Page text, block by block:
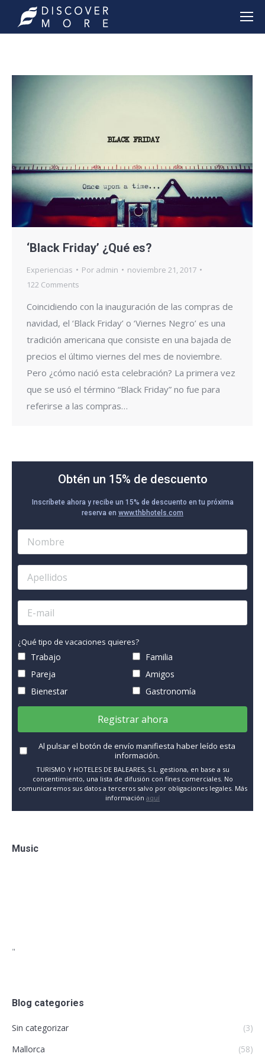
‘Black Friday’ ¿Qué es?
Experiencias Por admin
noviembre 21, 2017
122 Comments
Coincidiendo con la inauguración de las compras de
navidad, el ‘Black Friday’ o ‘Viernes Negro’ es una
tradición americana que consiste en una bajada de
precios el último viernes del mes de noviembre.
Pero ¿cómo nació esta celebración? La primera vez
que se usó el término “Black Friday” no fue para
referirse a las compras…
Obtén un 15% de descuento
Inscríbete ahora y recibe un 15% de descuento en tu próxima
reserva en www.thbhotels.com
¿Qué tipo de vacaciones quieres?
Trabajo
Familia
Pareja
Amigos
Bienestar
Gastronomía
Registrar ahora
Al pulsar el botón de envío manifiesta haber leído esta
información.
TURISMO Y HOTELES DE BALEARES, S.L. gestiona, en base a su
consentimiento, una lista de difusión con fines comerciales. No
comunicaremos sus datos a terceros salvo por obligaciones legales. Más
información aquí
Music
"
Blog categories
Sin categorizar
(3)
Mallorca
(58)